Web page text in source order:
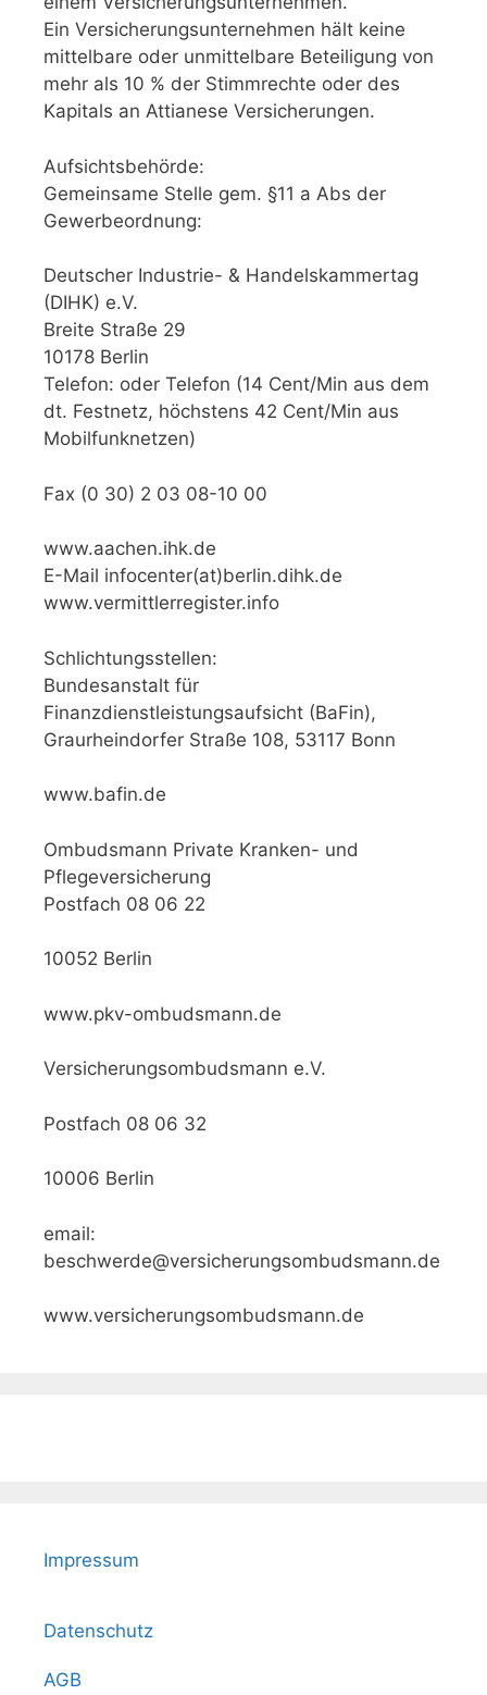
Ein Versicherungsunternehmen hält keine
mittelbare oder unmittelbare Beteiligung von
mehr als 10 % der Stimmrechte oder des
Kapitals an Attianese Versicherungen.
Aufsichtsbehörde:
Gemeinsame Stelle gem. §11 a Abs der
Gewerbeordnung:
Deutscher Industrie- & Handelskammertag
(DIHK) e.V.
Breite Straße 29
10178 Berlin
Telefon: oder Telefon (14 Cent/Min aus dem
dt. Festnetz, höchstens 42 Cent/Min aus
Mobilfunknetzen)
Fax (0 30) 2 03 08-10 00
www.aachen.ihk.de
E-Mail infocenter(at)berlin.dihk.de
www.vermittlerregister.info
Schlichtungsstellen:
Bundesanstalt für
Finanzdienstleistungsaufsicht (BaFin),
Graurheindorfer Straße 108, 53117 Bonn
www.bafin.de
Ombudsmann Private Kranken- und
Pflegeversicherung
Postfach 08 06 22
10052 Berlin
www.pkv-ombudsmann.de
Versicherungsombudsmann e.V.
Postfach 08 06 32
10006 Berlin
email:
beschwerde@versicherungsombudsmann.de
www.versicherungsombudsmann.de
Impressum
Datenschutz
AGB